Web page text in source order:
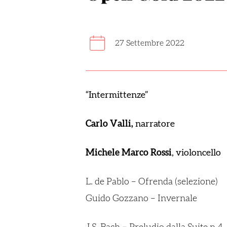
27 Settembre 2022
“Intermittenze”
Carlo Valli, narratore
Michele Marco Rossi, violoncello
L. de Pablo – Ofrenda (selezione)
Guido Gozzano – Invernale